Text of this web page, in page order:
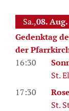
Sa.,08.
Gedenktag
der
16:30
St.
17:30
St.